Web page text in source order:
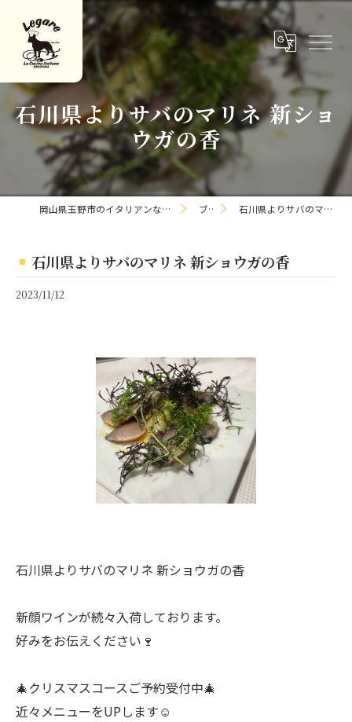
石川県よりサバのマリネ 新ショ
ウガの香
岡山県玉野市のイタリアンならLa Cucina Italiana Legare ブログ 石川県よりサバのマリネ 新ショウガの香
石川県よりサバのマリネ 新ショウガの香
2023/11/12
石川県よりサバのマリネ 新ショウガの香
新顔ワインが続々入荷しております。
好みをお伝えください🍷
🎄クリスマスコースご予約受付中🎄
近々メニューをUPします☺︎